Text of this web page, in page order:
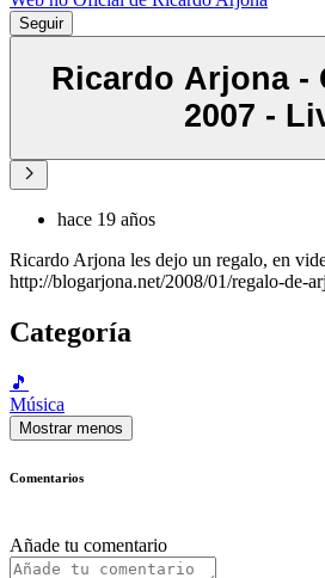
Seguir
Ricardo Arjona -
2007 -
hace 19 años
Ricardo Arjona les dejo un regalo, en
http://blogarjona.net/2008/01/regalo-de-
Categoría
🎵
Música
Mostrar menos
Comentarios
Añade tu comentario